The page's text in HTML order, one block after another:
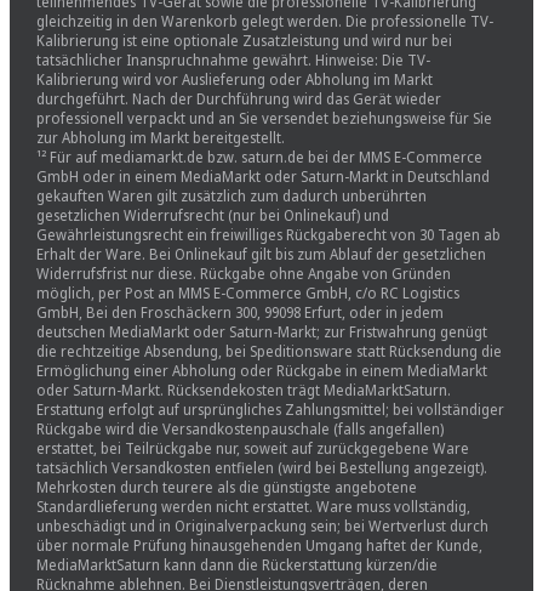
gleichzeitig in den Warenkorb gelegt werden. Die professionelle TV-
Kalibrierung ist eine optionale Zusatzleistung und wird nur bei
tatsächlicher Inanspruchnahme gewährt. Hinweise: Die TV-
Kalibrierung wird vor Auslieferung oder Abholung im Markt
durchgeführt. Nach der Durchführung wird das Gerät wieder
professionell verpackt und an Sie versendet beziehungsweise für Sie
zur Abholung im Markt bereitgestellt.
¹² Für auf mediamarkt.de bzw. saturn.de bei der MMS E-Commerce
GmbH oder in einem MediaMarkt oder Saturn-Markt in Deutschland
gekauften Waren gilt zusätzlich zum dadurch unberührten
gesetzlichen Widerrufsrecht (nur bei Onlinekauf) und
Gewährleistungsrecht ein freiwilliges Rückgaberecht von 30 Tagen ab
Erhalt der Ware. Bei Onlinekauf gilt bis zum Ablauf der gesetzlichen
Widerrufsfrist nur diese. Rückgabe ohne Angabe von Gründen
möglich, per Post an MMS E-Commerce GmbH, c/o RC Logistics
GmbH, Bei den Froschäckern 300, 99098 Erfurt, oder in jedem
deutschen MediaMarkt oder Saturn-Markt; zur Fristwahrung genügt
die rechtzeitige Absendung, bei Speditionsware statt Rücksendung die
Ermöglichung einer Abholung oder Rückgabe in einem MediaMarkt
oder Saturn-Markt. Rücksendekosten trägt MediaMarktSaturn.
Erstattung erfolgt auf ursprüngliches Zahlungsmittel; bei vollständiger
Rückgabe wird die Versandkostenpauschale (falls angefallen)
erstattet, bei Teilrückgabe nur, soweit auf zurückgegebene Ware
tatsächlich Versandkosten entfielen (wird bei Bestellung angezeigt).
Mehrkosten durch teurere als die günstigste angebotene
Standardlieferung werden nicht erstattet. Ware muss vollständig,
unbeschädigt und in Originalverpackung sein; bei Wertverlust durch
über normale Prüfung hinausgehenden Umgang haftet der Kunde,
MediaMarktSaturn kann dann die Rückerstattung kürzen/die
Rücknahme ablehnen. Bei Dienstleistungsverträgen, deren